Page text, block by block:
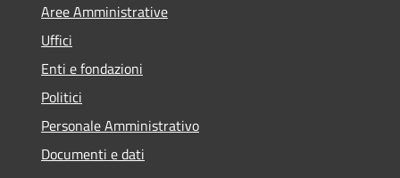
Aree Amministrative
Uffici
Enti e fondazioni
Politici
Personale Amministrativo
Documenti e dati